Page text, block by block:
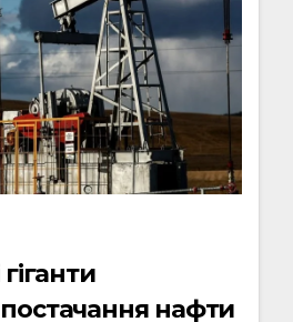
нафти